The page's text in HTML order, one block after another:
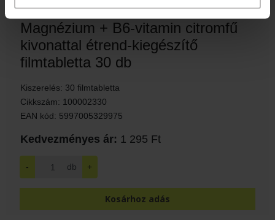
Magnézium + B6-vitamin citromfű
kivonattal étrend-kiegészítő
filmtabletta 30 db
Kiszerelés: 30 filmtabletta
Cikkszám: 100002330
EAN kód: 5997005329975
Kedvezményes ár: 1 295 Ft
- db +
Kosárhoz adás